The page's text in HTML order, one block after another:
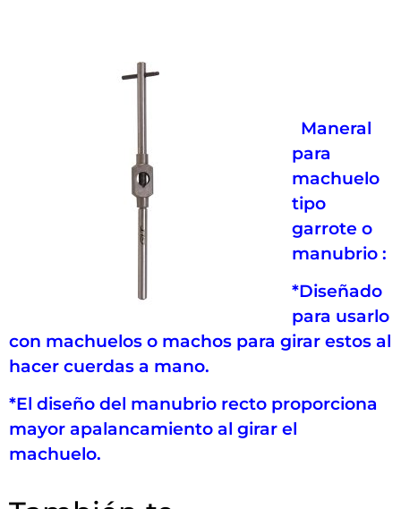
Maneral
para
machuelo
tipo
garrote o
manubrio :
*Diseñado
para usarlo
con machuelos o machos para girar estos al
hacer cuerdas a mano.
*El diseño del manubrio recto proporciona
mayor apalancamiento al girar el
machuelo.